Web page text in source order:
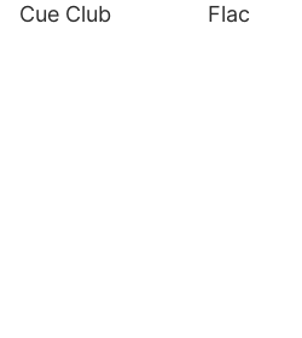
Cue Club Flac